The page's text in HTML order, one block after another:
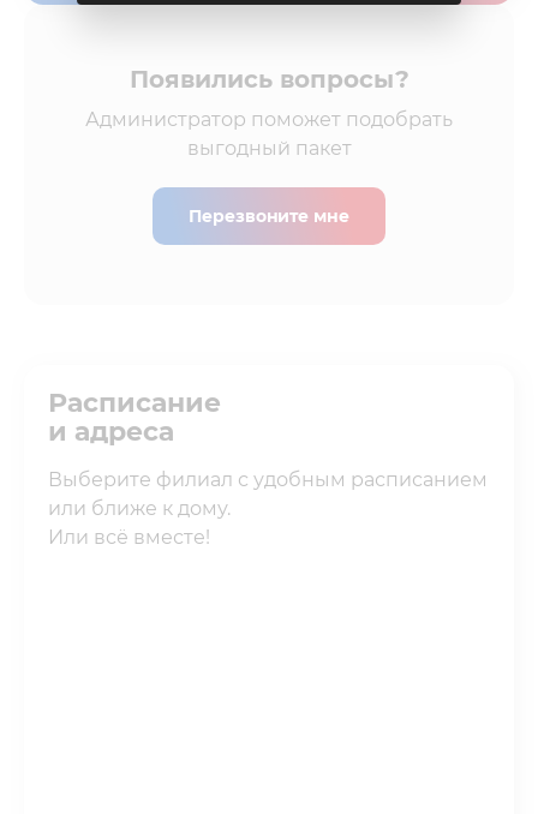
Появились вопросы?
Администратор поможет подобрать
выгодный пакет
Перезвоните мне
Расписание
и адреса
Выберите филиал с удобным расписанием
или ближе к дому.
Или всё вместе!